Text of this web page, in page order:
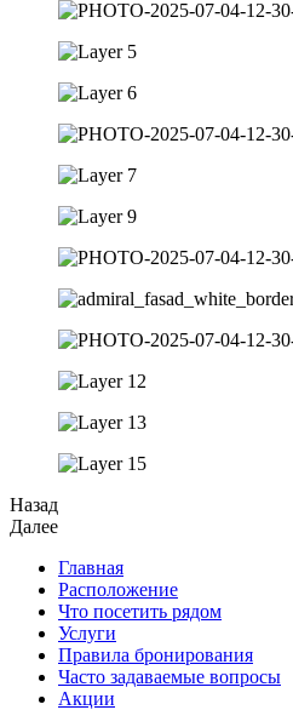
Назад
Далее
Главная
Расположение
Что посетить рядом
Услуги
Правила бронирования
Часто задаваемые вопросы
Акции